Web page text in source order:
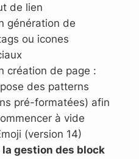
de lien
génération de
ou icones
création de page :
des patterns
pré-formatées) afin
à vide
(version 14)
gestion des block